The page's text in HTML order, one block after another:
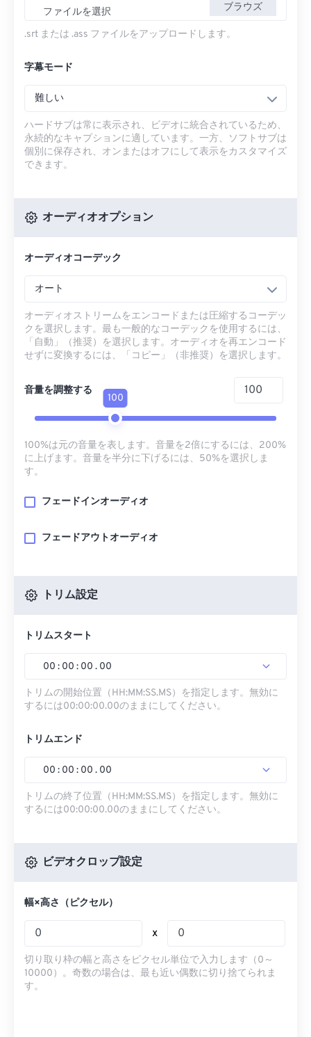
ファイルを選択 ブラウズ
.srt または .ass ファイルをアップロードします。
字幕モード
難しい
ハードサブは常に表示され、ビデオに統合されているため、
永続的なキャプションに適しています。一方、ソフトサブは
個別に保存され、オンまたはオフにして表示をカスタマイズ
できます。
オーディオオプション
オーディオコーデック
オート
オーディオストリームをエンコードまたは圧縮するコーデッ
クを選択します。最も一般的なコーデックを使用するには、
「自動」（推奨）を選択します。オーディオを再エンコード
せずに変換するには、「コピー」（非推奨）を選択します。
音量を調整する
100
100%は元の音量を表します。音量を2倍にするには、200%
に上げます。音量を半分に下げるには、50%を選択しま
す。
フェードインオーディオ
フェードアウトオーディオ
トリム設定
トリムスタート
00 : 00 : 00 . 00
トリムの開始位置（HH:MM:SS.MS）を指定します。無効に
するには00:00:00.00のままにしてください。
トリムエンド
00 : 00 : 00 . 00
トリムの終了位置（HH:MM:SS.MS）を指定します。無効に
するには00:00:00.00のままにしてください。
ビデオクロップ設定
幅×高さ（ピクセル）
x
切り取り枠の幅と高さをピクセル単位で入力します（0～
10000）。奇数の場合は、最も近い偶数に切り捨てられま
す。